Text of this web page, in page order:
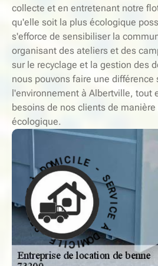
collecte et en entretenant notre
qu'elle soit la plus écologique
s'efforce de sensibiliser la
organisant des ateliers et des
sur le recyclage et la gestion des
nous pouvons faire une
l'environnement à Albertville, tout
besoins de nos clients de
écologique.
S
E
R
V
I
C
E
À
D
O
M
IC
ILE - SER
V I
C
E
À
D
O
M
I
C
I
L
E
-